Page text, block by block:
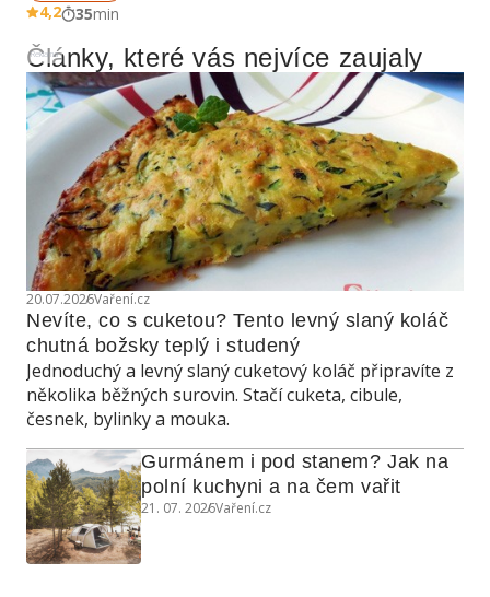
4,2 35min
Reklama
Články, které vás nejvíce zaujaly
20.07.2026Vaření.cz
Nevíte, co s cuketou? Tento levný slaný koláč
chutná božsky teplý i studený
Jednoduchý a levný slaný cuketový koláč připravíte z
několika běžných surovin. Stačí cuketa, cibule,
česnek, bylinky a mouka.
Gurmánem i pod stanem? Jak na
polní kuchyni a na čem vařit
21. 07. 2026Vaření.cz